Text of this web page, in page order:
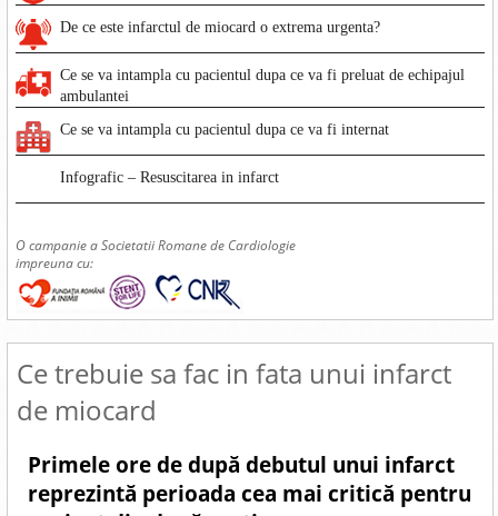
De ce este infarctul de miocard o extrema urgenta?
Ce se va intampla cu pacientul dupa ce va fi preluat de echipajul
ambulantei
Ce se va intampla cu pacientul dupa ce va fi internat
Infografic – Resuscitarea in infarct
O campanie a Societatii Romane de Cardiologie
impreuna cu:
Ce trebuie sa fac in fata unui infarct
de miocard
Primele ore de după debutul unui infarct
reprezintă perioada cea mai critică pentru